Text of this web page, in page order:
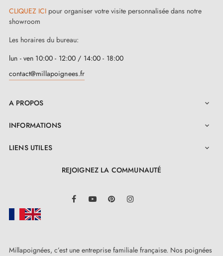
CLIQUEZ ICI pour organiser votre visite personnalisée dans notre
showroom
Les horaires du bureau:
lun - ven 10:00 - 12:00 / 14:00 - 18:00
contact@millapoignees.fr
A PROPOS 
INFORMATIONS 
LIENS UTILES 
REJOIGNEZ LA COMMUNAUTÉ
FacebookYouTube Pinterest
Millapoignées, c’est une entreprise familiale française. Nos poignées